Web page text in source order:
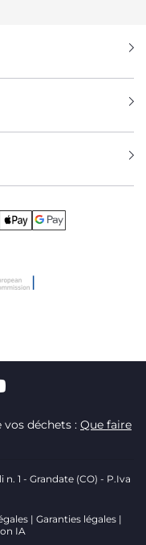
déchets : Que faire
1 - Grandate (CO) - P.Iva
Garanties légales
IA